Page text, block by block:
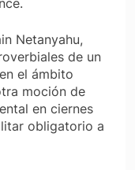
Netanyahu,
de un
el ámbito
moción de
en ciernes
obligatorio a